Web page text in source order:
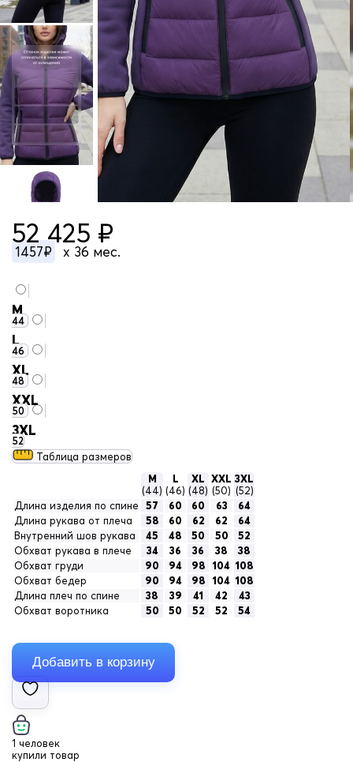
52 425 ₽
1457₽ x 36 мес.
M
44
L
46
XL
48
XXL
50
3XL
52
Таблица размеров
M
(44)
L
(46)
XL
(48)
XXL
(50)
3XL
(52)
Длина изделия по спине
57 60 60 63
64
Длина рукава от плеча
58 60 62 62
64
Внутренний шов рукава
45 48 50 50
52
Обхват рукава в плече
34 36 36 38
38
Обхват груди
90 94 98 104 108
Обхват бедер
90 94 98 104 108
Длина плеч по спине
38 39 41 42
43
Обхват воротника
50 50 52 52 54
1 человек
купили товар